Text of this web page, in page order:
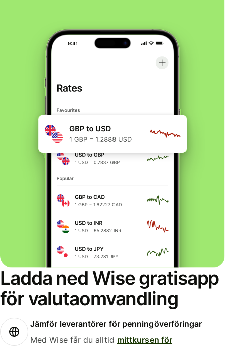
Ladda ned Wise gratisapp
för valutaomvandling
Jämför leverantörer för penningöverföringar
Med Wise får du alltid mittkursen för